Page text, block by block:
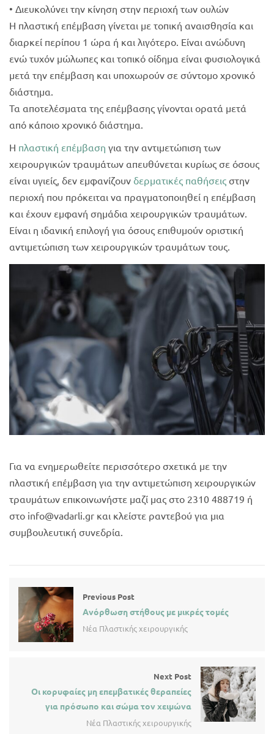
• Διευκολύνει την κίνηση στην περιοχή των ουλών
Η πλαστική επέμβαση γίνεται με τοπική αναισθησία και
διαρκεί περίπου 1 ώρα ή και λιγότερο. Είναι ανώδυνη
ενώ τυχόν μώλωπες και τοπικό οίδημα είναι φυσιολογικά
μετά την επέμβαση και υποχωρούν σε σύντομο χρονικό
διάστημα.
Τα αποτελέσματα της επέμβασης γίνονται ορατά μετά
από κάποιο χρονικό διάστημα.
Η πλαστική επέμβαση για την αντιμετώπιση των
χειρουργικών τραυμάτων απευθύνεται κυρίως σε όσους
είναι υγιείς, δεν εμφανίζουν δερματικές παθήσεις στην
περιοχή που πρόκειται να πραγματοποιηθεί η επέμβαση
και έχουν εμφανή σημάδια χειρουργικών τραυμάτων.
Είναι η ιδανική επιλογή για όσους επιθυμούν οριστική
αντιμετώπιση των χειρουργικών τραυμάτων τους.
Για να ενημερωθείτε περισσότερο σχετικά με την
πλαστική επέμβαση για την αντιμετώπιση χειρουργικών
τραυμάτων επικοινωνήστε μαζί μας στο 2310 488719 ή
στο info@vadarli.gr και κλείστε ραντεβού για μια
συμβουλευτική συνεδρία.
Previous Post
Ανόρθωση στήθους με μικρές τομές
Νέα Πλαστικής χειρουργικής
Next Post
Οι κορυφαίες μη επεμβατικές θεραπείες
για πρόσωπο και σώμα τον χειμώνα
Νέα Πλαστικής χειρουργικής